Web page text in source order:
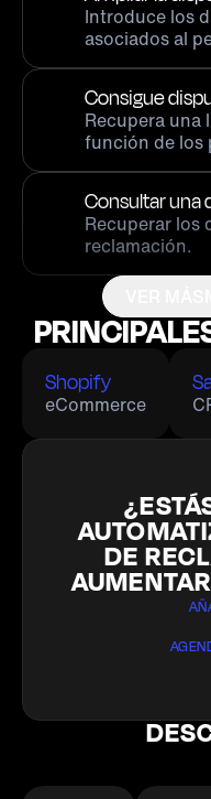
Introduce los
asociados al
Consigue
Recupera una
función de los
Consultar una
Recuperar los
reclamación.
Shopify
eCommerce
DE